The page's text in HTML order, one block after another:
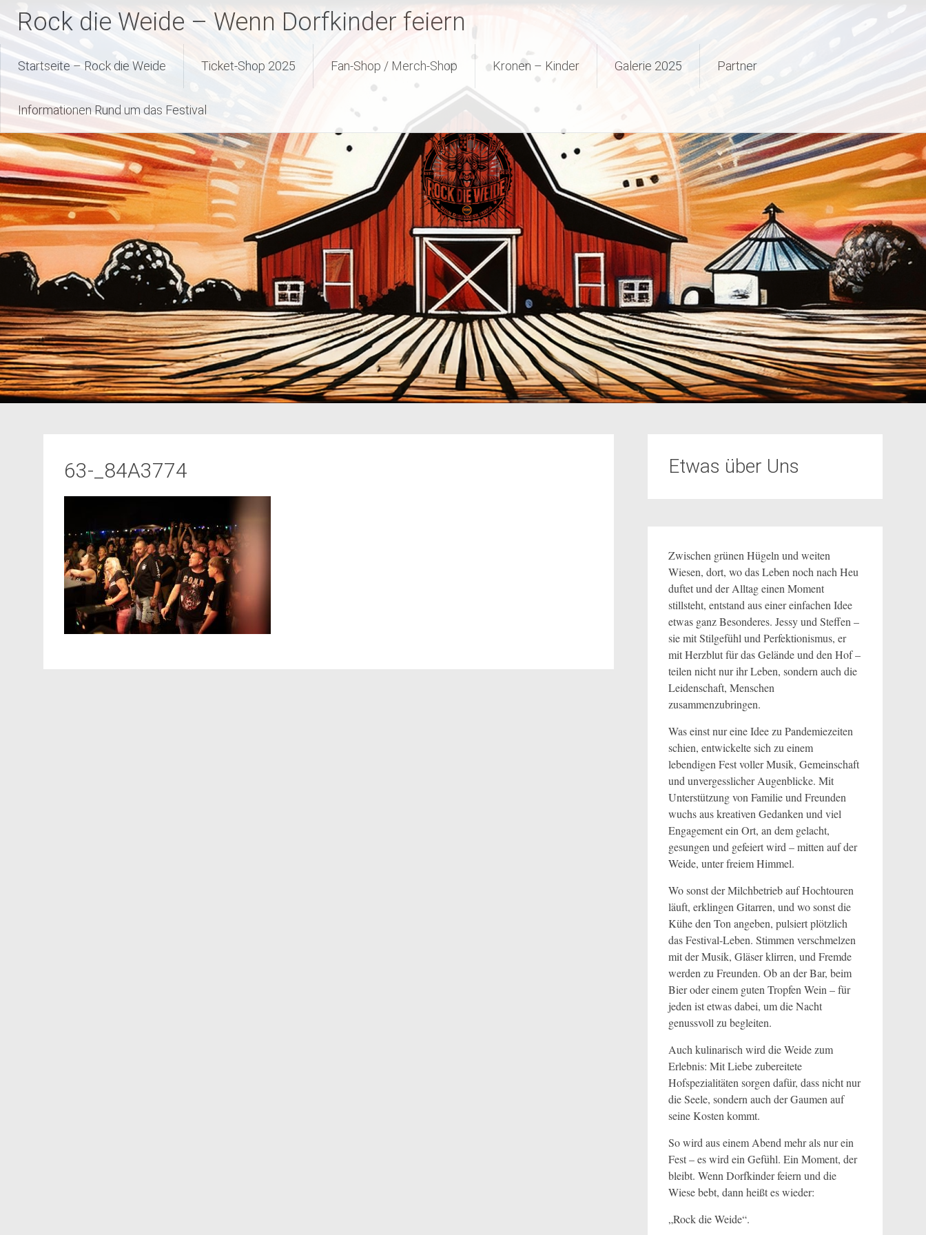
InhaltRock die Weide – Wenn Dorfkinder feiern
Startseite – Rock die Weide Ticket-Shop 2025 Fan-Shop / Merch-Shop Kronen – Kinder Galerie 2025 Partner
Informationen Rund um das Festival
63-_84A3774 Etwas über Uns
Zwischen grünen Hügeln und weiten
Wiesen, dort, wo das Leben noch nach Heu
duftet und der Alltag einen Moment
stillsteht, entstand aus einer einfachen Idee
etwas ganz Besonderes. Jessy und Steffen –
sie mit Stilgefühl und Perfektionismus, er
mit Herzblut für das Gelände und den Hof –
teilen nicht nur ihr Leben, sondern auch die
Leidenschaft, Menschen
zusammenzubringen.
Was einst nur eine Idee zu Pandemiezeiten
schien, entwickelte sich zu einem
lebendigen Fest voller Musik, Gemeinschaft
und unvergesslicher Augenblicke. Mit
Unterstützung von Familie und Freunden
wuchs aus kreativen Gedanken und viel
Engagement ein Ort, an dem gelacht,
gesungen und gefeiert wird – mitten auf der
Weide, unter freiem Himmel.
Wo sonst der Milchbetrieb auf Hochtouren
läuft, erklingen Gitarren, und wo sonst die
Kühe den Ton angeben, pulsiert plötzlich
das Festival-Leben. Stimmen verschmelzen
mit der Musik, Gläser klirren, und Fremde
werden zu Freunden. Ob an der Bar, beim
Bier oder einem guten Tropfen Wein – für
jeden ist etwas dabei, um die Nacht
genussvoll zu begleiten.
Auch kulinarisch wird die Weide zum
Erlebnis: Mit Liebe zubereitete
Hofspezialitäten sorgen dafür, dass nicht nur
die Seele, sondern auch der Gaumen auf
seine Kosten kommt.
So wird aus einem Abend mehr als nur ein
Fest – es wird ein Gefühl. Ein Moment, der
bleibt. Wenn Dorfkinder feiern und die
Wiese bebt, dann heißt es wieder:
„Rock die Weide“.